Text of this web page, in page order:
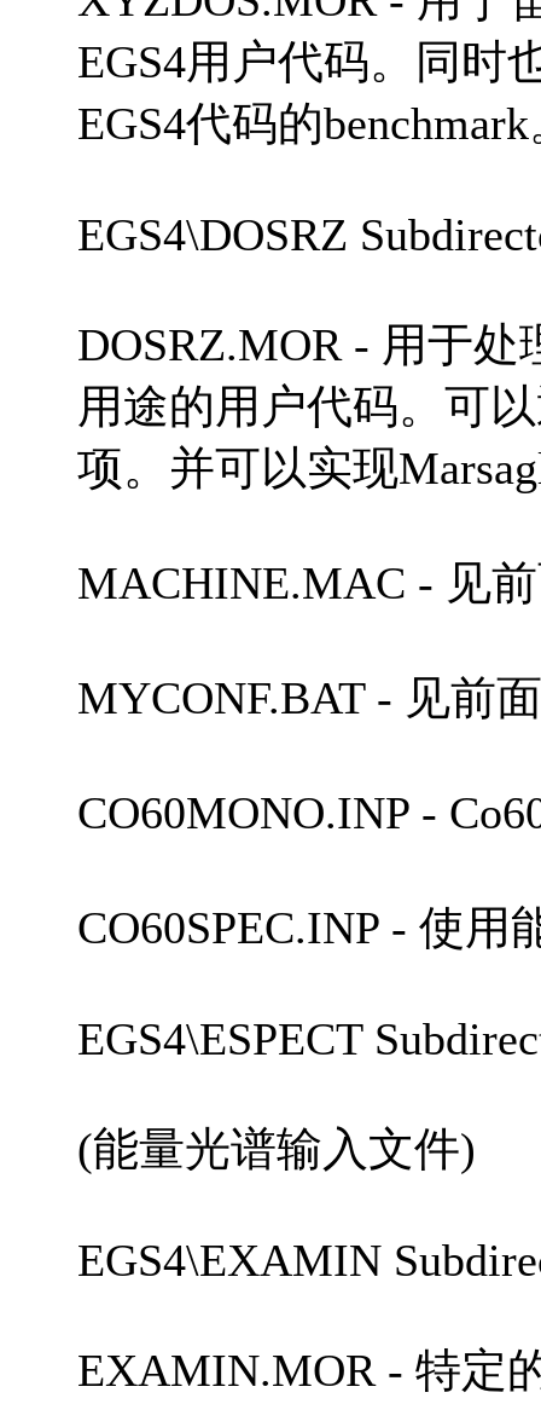
EGS4用户代码。同时
EGS4代码的
EGS4\DOSRZ
DOSRZ.MOR - 用于
用途的用户代码。可
项。并可以实现
MACHINE.MAC - 见
MYCONF.BAT - 见前
CO60MONO.INP -
CO60SPEC.INP - 使
EGS4\ESPECT
(能量光谱输入文件)
EGS4\EXAMIN
EXAMIN.MOR - 特定